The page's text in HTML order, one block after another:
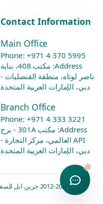
Contact Information
Main Office
Phone: +971 4 370 5995
Address: مكتب 408، بناية
ناصر لوتاه، منطقة القنصليات -
دبي، الإمارات العربية المتحدة
Branch Office
Phone: +971 4 333 3221
Address: مكتب 301A - برج
API العالمي، مركز التجارة -
دبي، الإمارات العربية المتحدة
© 2012-2026 جرين ابل للسفر والسياحة. جميع الحقوق محفوظة.